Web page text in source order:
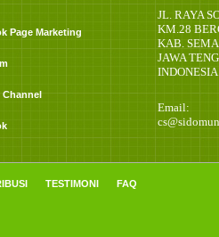
Page Marketing
Channel
JL. RAYA
KM.28
KAB.
JAWA
INDONESIA
Email:
TESTIMONI FAQ